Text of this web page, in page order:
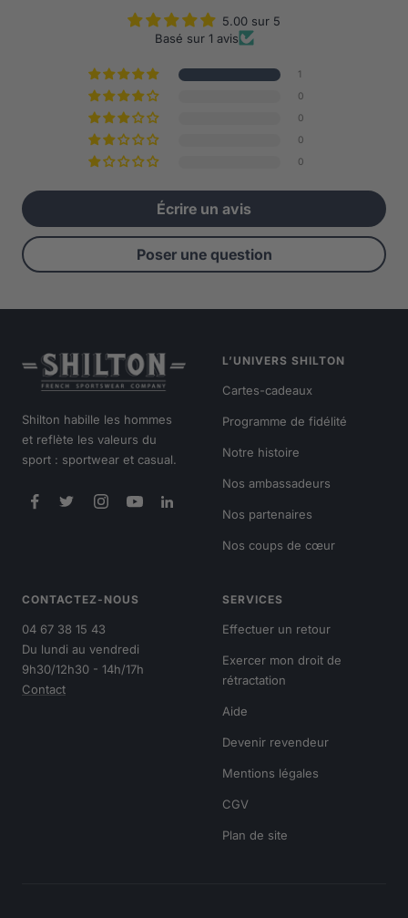
5.00 sur 5
Basé sur 1 avis
1
0
0
0
0
Écrire un avis
Poser une question
Shilton habille les hommes
et reflète les valeurs du
sport : sportwear et casual.
L’UNIVERS SHILTON
Cartes-cadeaux
Programme de fidélité
Notre histoire
Nos ambassadeurs
Nos partenaires
Nos coups de cœur
CONTACTEZ-NOUS
04 67 38 15 43
Du lundi au vendredi
9h30/12h30 - 14h/17h
Contact
SERVICES
Effectuer un retour
Exercer mon droit de
rétractation
Aide
Devenir revendeur
Mentions légales
CGV
Plan de site